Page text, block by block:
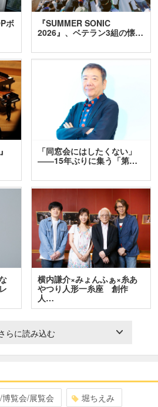
ボ
『SUMMER SONIC
2026』、ベテラン3組の懐…
「同窓会にはしたくない」
――15年ぶりに集う「第…
横内謙介×みょんふぁ×糸あ
やつり人形一糸座 創作
人…
らに読み込む
博覧会/展覧会 堀ちえみ